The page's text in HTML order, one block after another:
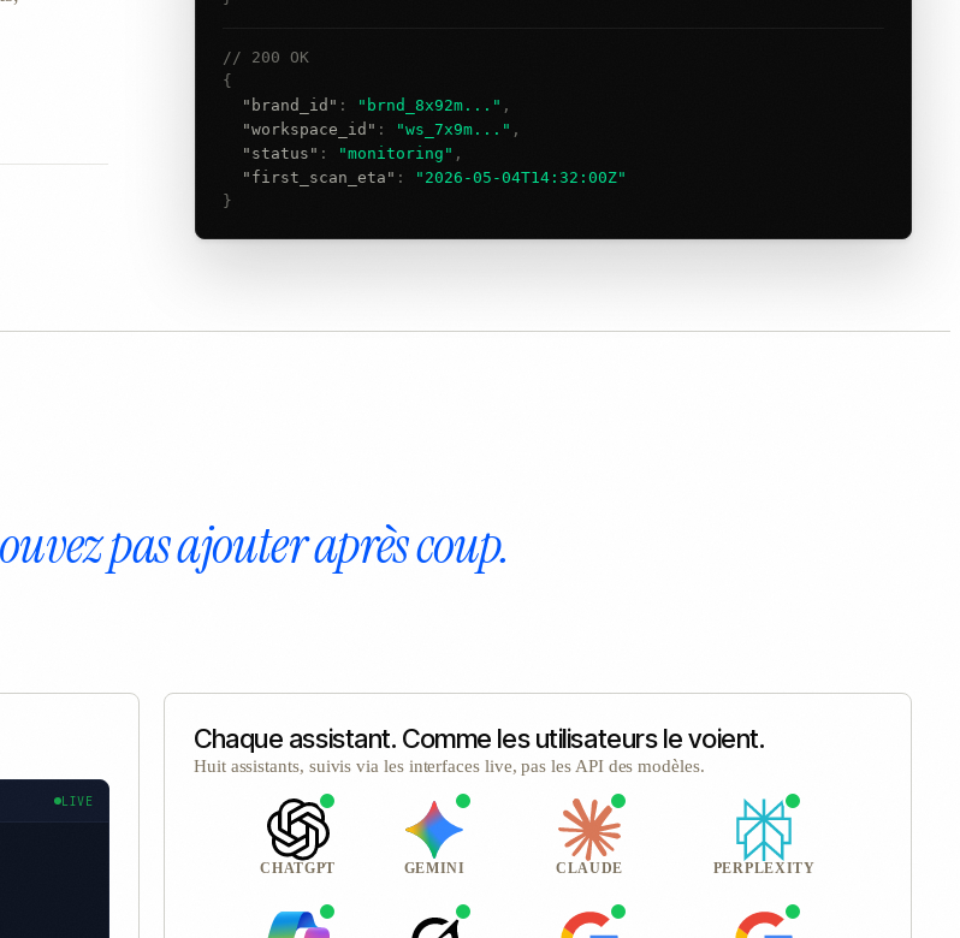
// 200 OK
{
"brand_id" : "brnd_8x92m..." ,
"workspace_id" : "ws_7x9m..." ,
"status" : "monitoring" ,
"first_scan_eta" :
"2026-05-04T14:32:00Z"
}
pas ajouter après coup.
LIVE
Chaque assistant. Comme les utilisateurs le voient.
Huit assistants, suivis via les interfaces live, pas les API des modèles.
CHATGPT GEMINI CLAUDE PERPLEXITY